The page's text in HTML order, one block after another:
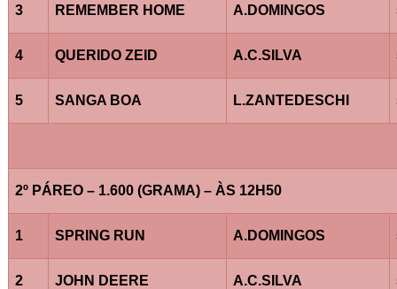
3 REMEMBER HOME A.DOMINGOS
4 QUERIDO ZEID A.C.SILVA
5 SANGA BOA L.ZANTEDESCHI
2º PÁREO – 1.600 (GRAMA) – ÀS 12H50
1 SPRING RUN A.DOMINGOS
2 JOHN DEERE A.C.SILVA